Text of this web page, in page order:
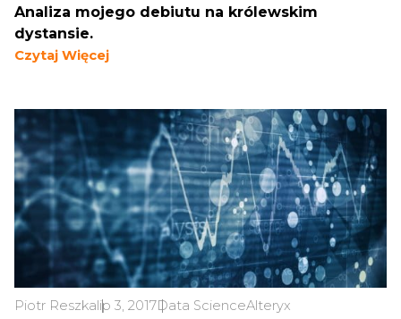
Analiza mojego debiutu na królewskim
dystansie.
Czytaj Więcej
Piotr Reszkalip 3, 2017Data ScienceAlteryx